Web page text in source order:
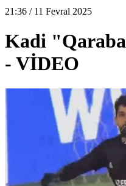
21:36 / 11 Fevral 2025
Kadi
- VİDEO